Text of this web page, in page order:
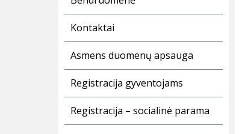
Kontaktai
Asmens duomenų apsauga
Registracija gyventojams
Registracija – socialinė parama